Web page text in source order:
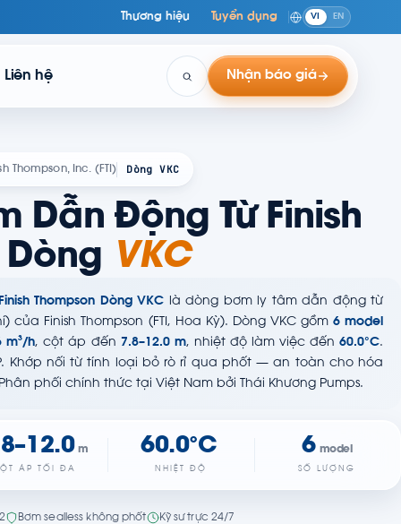
Thương hiệu Tuyển dụng VI EN
Liên hệ Nhận báo giá
Thompson, Inc. (FTI) Dòng VKC
Dẫn Động Từ Finish
VKC
Thompson Dòng VKC là dòng bơm ly tâm dẫn động từ
của Finish Thompson (FTI, Hoa Kỳ). Dòng VKC gồm 6 model
m³/h, cột áp đến 7.8–12.0 m, nhiệt độ làm việc đến 60.0°C.
Khớp nối từ tính loại bỏ rò rỉ qua phốt — an toàn cho hóa
phối chính thức tại Việt Nam bởi Thái Khương Pumps.
m
ÁP TỐI ĐA
60.0°C
NHIỆT ĐỘ
6 model
SỐ LƯỢNG
Bơm sealless không phốt Kỹ sư trực 24/7